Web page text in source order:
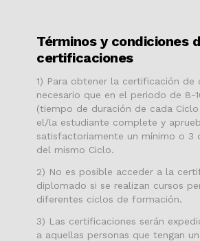
Términos y condiciones
certificaciones
1) Para obtener la certificación de
necesario que en el periodo de 8-
(tiempo de duración de cada
el/la estudiante complete y
satisfactoriamente un mínimo o 3
del mismo Ciclo.
2) No es posible acceder a la
diplomado si se realizan cursos
diferentes ciclos de formación.
3) Las certificaciones serán
a aquellas personas que tengan